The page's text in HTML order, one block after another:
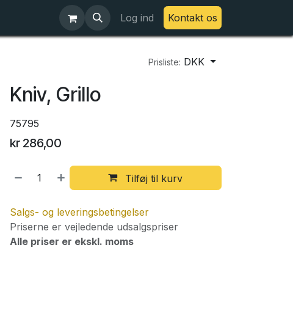
Log ind Kontakt os
Prisliste: DKK
Kniv, Grillo
75795
kr 286,00
Tilføj til kurv
Salgs- og leveringsbetingelser
Priserne er vejledende udsalgspriser
Alle priser er ekskl. moms